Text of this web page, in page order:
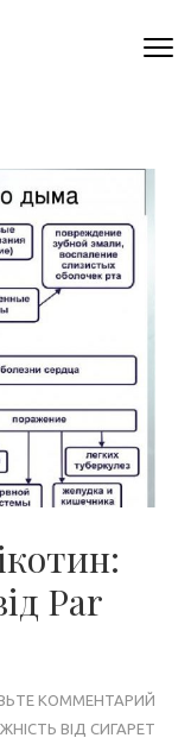
Рar
КОММЕНТАРИЙ
ВІД СИГАРЕТ